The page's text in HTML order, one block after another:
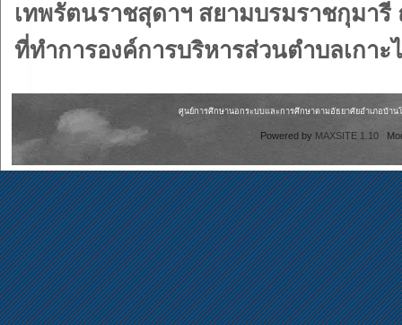
เทพรัตนราชสุดาฯ สยามบรมราชกุมา
ที่ทำการองค์การบริหารส่วนตำบลเกาะ
ศูนย์การศึกษานอกระบบและการศึกษาตามอัธยาศัยอำเภอบ้าน
Powered by MAXSITE 1.10